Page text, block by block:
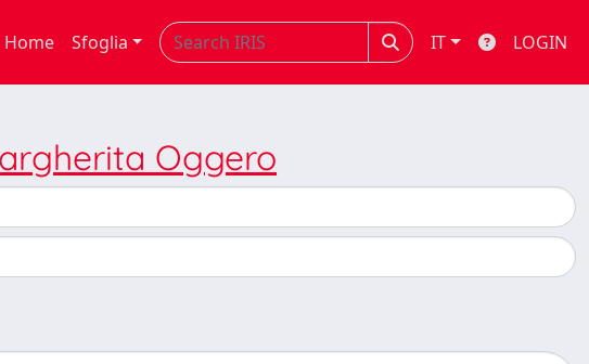
Home Sfoglia IT LOGIN
Oggero